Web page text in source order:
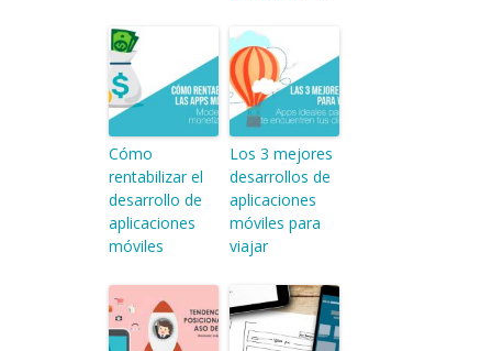
Cómo
rentabilizar el
desarrollo de
aplicaciones
móviles
Los 3 mejores
desarrollos de
aplicaciones
móviles para
viajar